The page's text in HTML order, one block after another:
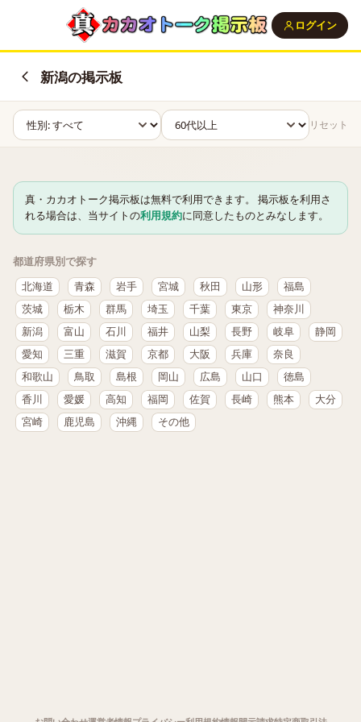
ログイン
新潟の掲示板
リセット
真・カカオトーク掲示板は無料で利用できます。 掲示板を利用さ
れる場合は、当サイトの利用規約に同意したものとみなします。
都道府県別で探す
北海道 青森 岩手 宮城 秋田 山形
福島
茨城
栃木 群馬 埼玉 千葉 東京
神奈川
新潟
富山 石川 福井 山梨 長野 岐阜
静岡
愛知
三重 滋賀 京都 大阪 兵庫
奈良
和歌山
鳥取 島根 岡山 広島 山口
徳島
香川
愛媛 高知 福岡 佐賀 長崎 熊本
大分
宮崎
鹿児島 沖縄 その他